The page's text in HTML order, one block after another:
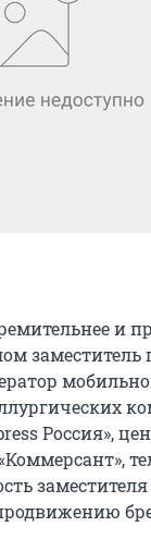
и
заместитель
Россия»,